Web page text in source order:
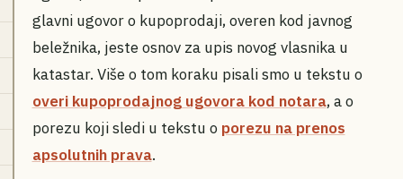
glavni ugovor o kupoprodaji, overen kod javnog
beležnika, jeste osnov za upis novog vlasnika u
katastar. Više o tom koraku pisali smo u tekstu o
overi kupoprodajnog ugovora kod notara, a o
porezu koji sledi u tekstu o porezu na prenos
apsolutnih prava.